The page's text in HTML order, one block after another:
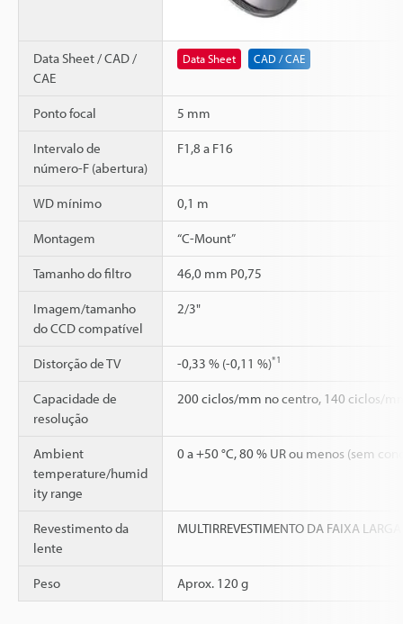
Data Sheet / CAD /
CAE
Data Sheet CAD / CAE
Ponto focal 5 mm
Intervalo de
número-F (abertura)
F1,8 a F16
WD mínimo 0,1 m
Montagem “C-Mount”
Tamanho do filtro 46,0 mm P0,75
Imagem/tamanho
do CCD compatível
2/3"
Distorção de TV -0,33 % (-0,11 %)*1
Capacidade de
resolução
200 ciclos/mm no centro, 140 ciclos/
Ambient
temperature/humid
ity range
0 a +50 °C, 80 % UR ou menos (sem
Revestimento da
lente
MULTIRREVESTIMENTO DA FAIXA LARGA
Peso Aprox. 120 g